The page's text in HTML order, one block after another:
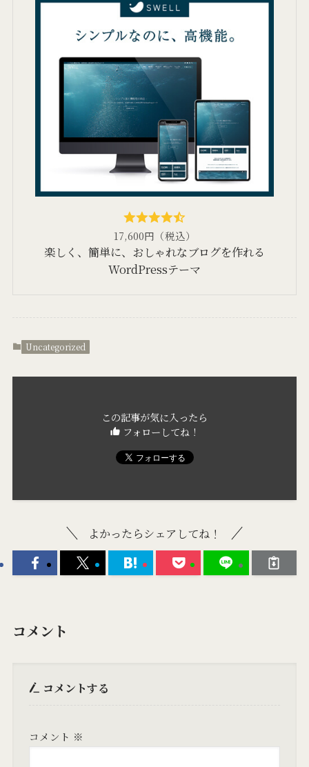
17,600円（税込）
楽しく、簡単に、おしゃれなブログを作れる
WordPressテーマ
Uncategorized
この記事が気に入ったら
フォローしてね！
よかったらシェアしてね！
コメント
コメントする
コメント ※